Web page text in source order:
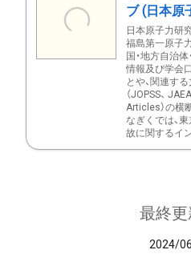
ブ (日本原
日本原子力研
福島第一原子
国・地方自治
情報及び学会
とや、関連す
（JOPSS、
Articles）の横
なぎくでは、
故に関するイ
最終更
2024/